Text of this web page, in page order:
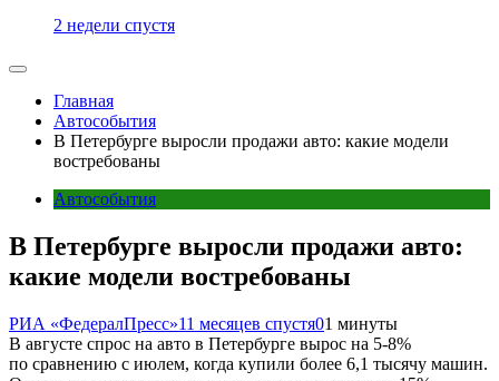
2 недели спустя
Главная
Автособытия
В Петербурге выросли продажи авто: какие модели
востребованы
Автособытия
В Петербурге выросли продажи авто:
какие модели востребованы
РИА «ФедералПресс»11 месяцев спустя01 минуты
В августе спрос на авто в Петербурге вырос на 5-8%
по сравнению с июлем, когда купили более 6,1 тысячу машин.